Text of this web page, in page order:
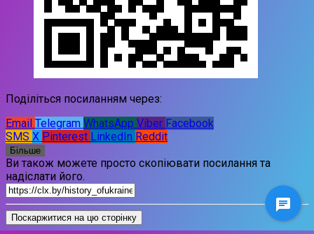
Поділіться посиланням через:
Email Telegram WhatsApp Viber Facebook
SMS X Pinterest LinkedIn Reddit
Більше
Ви також можете просто скопіювати посилання та
надіслати його.
Поскаржитися на цю сторінку